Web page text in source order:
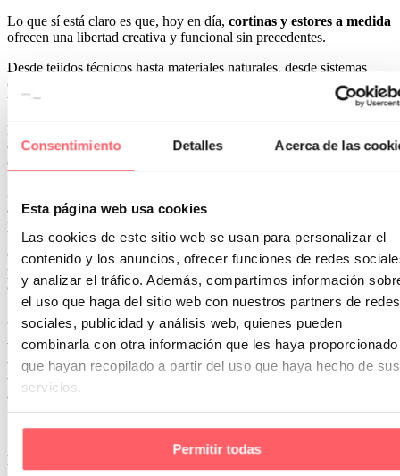
Consentimiento Detalles Acerca de las
Esta página web usa cookies
Las cookies de este sitio web se usan para personalizar el
contenido y los anuncios, ofrecer funciones de redes
y analizar el tráfico. Además, compartimos información
el uso que haga del sitio web con nuestros partners de redes
sociales, publicidad y análisis web, quienes pueden
combinarla con otra información que les haya proporcionado
que hayan recopilado a partir del uso que haya hecho de sus
servicios.
Permitir todas
Lo que sí está claro es que, hoy en día, cortinas y estores a medida
ofrecen una libertad creativa y funcional sin precedentes.
Desde tejidos técnicos hasta materiales naturales, desde sistemas
clásicos hasta mecanismos motorizados, cada elección cuenta para
transformar tu casa en un espacio único.
En
con soluciones textiles personalizadas, adaptadas a cada proyecto
decorativo.
Nuestro equipo te acompaña en todo el proceso: desde el
asesoramiento técnico y estético, hasta la confección e instalación
profesional de cortinas y estores a medida.
Contamos con una amplia variedad de tejidos, sistemas y acabados
para que encuentres la opción perfecta para tu hogar, sea cual sea tu
estilo.
¿Quieres que te ayudemos a dar el siguiente paso?
Visítanos en nuestra tienda de Madrido contacta con nosotrosa
través de nuestra web. Estaremos encantados de ayudarte a
transformar tu espacio con estilo, calidad y soluciones pensadas para
durar.
¿Te interesa conocer más sobre las telas
más populares para cortinas?